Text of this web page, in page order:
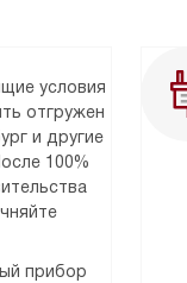
условия
отгружен
и другие
100%
прибор